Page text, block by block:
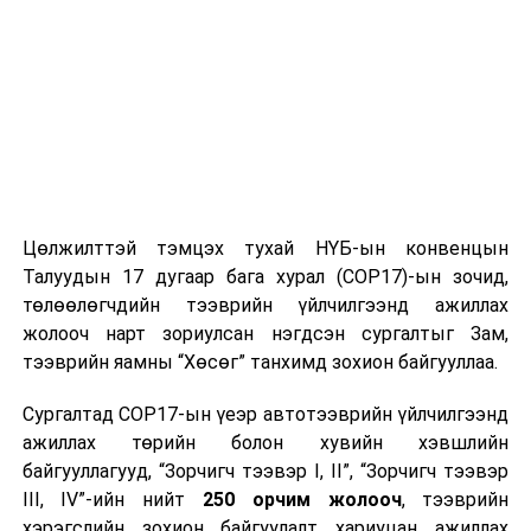
Гадаад харилцааны яамны батлагдсан төсөв нь:
● 2024 онд 29.4 тэрбум төгрөг,
● 2025 онд 33.7 тэрбум төгрөг,
батлагдсан бөгөөд уг төсвийн ойролцоогоор 30 хувь
нь цалингийн зардал, 70 хувь нь үйл ажиллагаа болон
урсгал шилжүүлгийн зардалд зарцуулагддаг болно.
Иргэний хуулийн 497 дугаар зүйл болон 21 дүгээр
Цөлжилттэй тэмцэх тухай НҮБ-ын конвенцын
Талуудын 17 дугаар бага хурал (COP17)-ын зочид,
төлөөлөгчдийн тээврийн үйлчилгээнд ажиллах
жолооч нарт зориулсан нэгдсэн сургалтыг Зам,
тээврийн яамны “Хөсөг” танхимд зохион байгууллаа.
Сургалтад COP17-ын үеэр автотээврийн үйлчилгээнд
ажиллах төрийн болон хувийн хэвшлийн
байгууллагууд, “Зорчигч тээвэр I, II”, “Зорчигч тээвэр
III, IV”-ийн нийт 250 орчим жолооч, тээврийн